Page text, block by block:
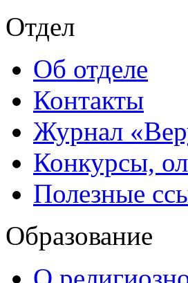
Отдел
Об отделе
Контакты
Журнал
Конкурсы,
Полезные
Образование